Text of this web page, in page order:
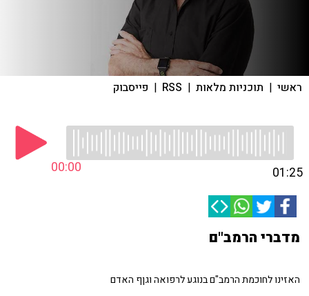
ראשי | תוכניות מלאות |
RSS
| פייסבוק
00:00 01:25
מדברי הרמב"ם
האזינו לחוכמת הרמב"ם בנוגע לרפואה וגןף האדם